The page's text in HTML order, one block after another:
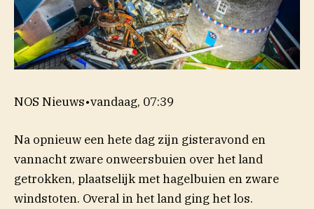
NOS Nieuws•vandaag, 07:39
Na opnieuw een hete dag zijn gisteravond en
vannacht zware onweersbuien over het land
getrokken, plaatselijk met hagelbuien en zware
windstoten. Overal in het land ging het los.